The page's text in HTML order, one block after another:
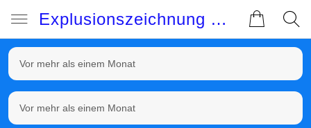
Explusionszeichnung Aprilia
Vor mehr als einem Monat
Vor mehr als einem Monat